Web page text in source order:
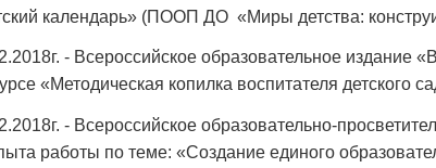
календарь» (ПООП ДО «Миры детства:
- Всероссийское образовательное издание
«Методическая копилка воспитателя детского
- Всероссийское образовательно-
работы по теме: «Создание единого